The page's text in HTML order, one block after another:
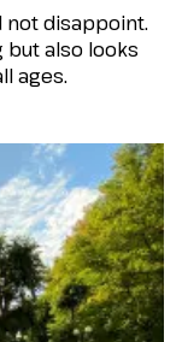
not disappoint.
also looks
ages.